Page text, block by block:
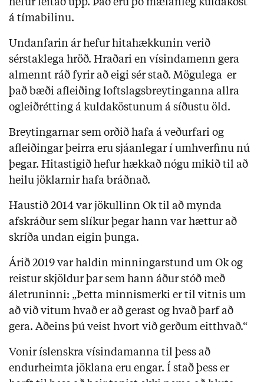
hefur leitað upp. Það eru þó mælanleg kuldaköst
á tímabilinu.
Undanfarin ár hefur hitahækkunin verið
sérstaklega hröð. Hraðari en vísindamenn gera
almennt ráð fyrir að eigi sér stað. Mögulega er
það bæði afleiðing loftslagsbreytinganna allra
ogleiðrétting á kuldaköstunum á síðustu öld.
Breytingarnar sem orðið hafa á veðurfari og
afleiðingar þeirra eru sjáanlegar í umhverfinu nú
þegar. Hitastigið hefur hækkað nógu mikið til að
heilu jöklarnir hafa bráðnað.
Haustið 2014 var jökullinn Ok til að mynda
afskráður sem slíkur þegar hann var hættur að
skríða undan eigin þunga.
Árið 2019 var haldin minningarstund um Ok og
reistur skjöldur þar sem hann áður stóð með
áletruninni: „Þetta minnismerki er til vitnis um
að við vitum hvað er að gerast og hvað þarf að
gera. Aðeins þú veist hvort við gerðum eitthvað.“
Vonir íslenskra vísindamanna til þess að
endurheimta jöklana eru engar. Í stað þess er